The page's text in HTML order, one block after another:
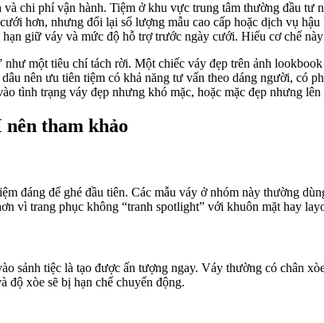
chi phí vận hành. Tiệm ở khu vực trung tâm thường đầu
hơn, nhưng đổi lại số lượng mẫu cao cấp hoặc dịch vụ
giữ váy và mức độ hỗ trợ trước ngày cưới. Hiểu cơ chế
một tiêu chí tách rời. Một chiếc váy đẹp trên ảnh
nên ưu tiên tiệm có khả năng tư vấn theo dáng người, có
tình trạng váy đẹp nhưng khó mặc, hoặc mặc đẹp nhưng
tham khảo
đáng để ghé đầu tiên. Các mẫu váy ở nhóm này thường
vì trang phục không “tranh spotlight” với khuôn mặt hay
sảnh tiệc là tạo được ấn tượng ngay. Váy thường có chân
độ xòe sẽ bị hạn chế chuyển động.